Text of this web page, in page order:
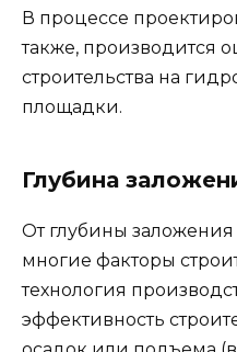
В процессе
также, производится
строительства на
площадки.
Глубина
От глубины
многие факторы
технология
эффективность